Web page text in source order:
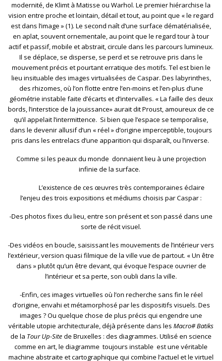
modernité, de Klimt à Matisse ou Warhol. Le premier hiérarchise la
vision entre proche et lointain, détail et tout, au point que « le regard
est dans l’image » (1). Le second naît d’une surface dématérialisée,
en aplat, souvent ornementale, au point que le regard tour à tour
actif et passif, mobile et abstrait, circule dans les parcours lumineux.
Il se déplace, se disperse, se perd et se retrouve pris dans le
mouvement précis et pourtant erratique des motifs. Tel est bien le
lieu insituable des images virtualisées de Caspar. Des labyrinthes,
des rhizomes, où l’on flotte entre l’en-moins et l’en-plus d’une
géométrie instable faite d’écarts et d’intervalles. « La faille des deux
bords, l’interstice de la jouissance» aurait dit Proust, amoureux de ce
qu’il appelait l’intermittence. Si bien que l’espace se temporalise,
dans le devenir allusif d’un « réel » d’origine imperceptible, toujours
pris dans les entrelacs d’une apparition qui disparaît, ou l’inverse.
Comme si les peaux du monde donnaient lieu à une projection
infinie de la surface.
L’existence de ces œuvres très contemporaines éclaire
l’enjeu des trois expositions et médiums choisis par Caspar :
-Des photos fixes du lieu, entre son présent et son passé dans une
sorte de récit visuel.
-Des vidéos en boucle, saisissant les mouvements de l’intérieur vers
l’extérieur, version quasi filmique de la ville vue de partout. « Un être
dans » plutôt qu’un être devant, qui évoque l’espace ouvrier de
l’intérieur et sa perte, son oubli dans la ville.
-Enfin, ces images virtuelles où l’on recherche sans fin le réel
d’origine, envahi et métamorphosé par les dispositifs visuels. Des
images ? Ou quelque chose de plus précis qui engendre une
véritable utopie architecturale, déjà présente dans les Macro# Batiks
de la Tour Up-Site de Bruxelles : des diagrammes. Utilisé en science
comme en art, le diagramme toujours instable est une véritable
machine abstraite et cartographique qui combine l’actuel et le virtuel